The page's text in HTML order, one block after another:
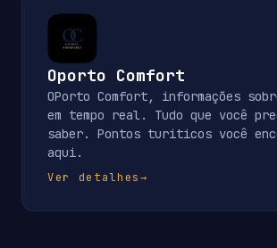
Oporto Comfort
OPorto Comfort, informações
em tempo real. Tudo que você
saber. Pontos turiticos você
aqui.
Ver detalhes→